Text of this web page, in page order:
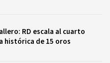
RD escala al cuarto
histórica de 15 oros